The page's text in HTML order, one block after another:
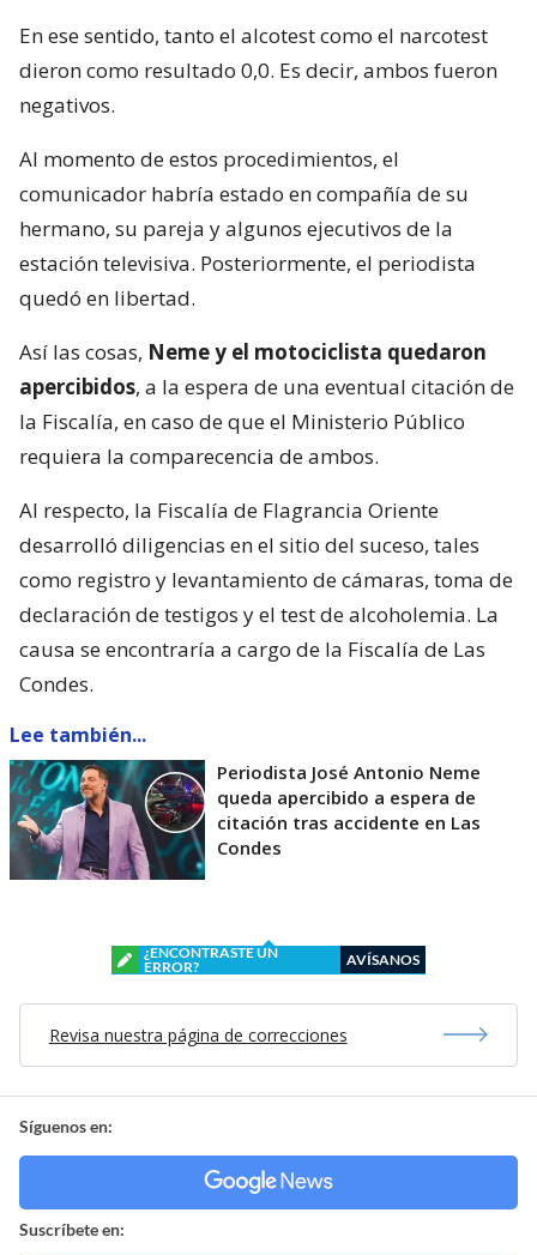
En ese sentido, tanto el alcotest como el narcotest
dieron como resultado 0,0. Es decir, ambos fueron
negativos.
Al momento de estos procedimientos, el
comunicador habría estado en compañía de su
hermano, su pareja y algunos ejecutivos de la
estación televisiva. Posteriormente, el periodista
quedó en libertad.
Así las cosas, Neme y el motociclista quedaron
apercibidos, a la espera de una eventual citación de
la Fiscalía, en caso de que el Ministerio Público
requiera la comparecencia de ambos.
Al respecto, la Fiscalía de Flagrancia Oriente
desarrolló diligencias en el sitio del suceso, tales
como registro y levantamiento de cámaras, toma de
declaración de testigos y el test de alcoholemia. La
causa se encontraría a cargo de la Fiscalía de Las
Condes.
Lee también...
Periodista José Antonio Neme
queda apercibido a espera de
citación tras accidente en Las
Condes
¿ENCONTRASTE UN
ERROR?
AVÍSANOS
Revisa nuestra página de correcciones
Síguenos en:
Suscríbete en: